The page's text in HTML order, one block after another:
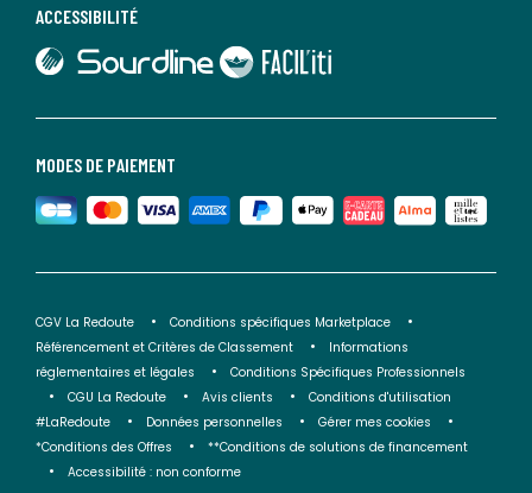
MODES DE PAIEMENT
ACCESSIBILITÉ
lien vers Sourdline
lien vers Faciliti
CGV La Redoute
Conditions spécifiques Marketplace
Référencement et Critères de Classement
Informations
réglementaires et légales
Conditions Spécifiques Professionnels
CGU La Redoute
Avis clients
Conditions d'utilisation
#LaRedoute
Données personnelles
Gérer mes cookies
*Conditions des Offres
**Conditions de solutions de financement
Accessibilité : non conforme